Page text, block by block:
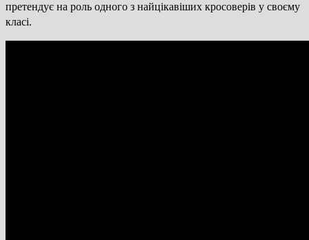
претендує на роль одного з найцікавіших кросоверів у своєму
класі.